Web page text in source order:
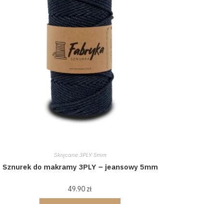
Skręcane 3PLY 5mm
Sznurek do makramy 3PLY – jeansowy 5mm
49.90 zł